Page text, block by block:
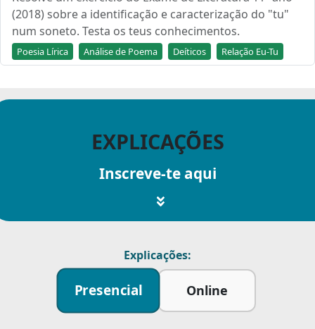
(2018) sobre a identificação e caracterização do "tu"
num soneto. Testa os teus conhecimentos.
Poesia Lírica Análise de Poema Deíticos Relação Eu-Tu
EXPLICAÇÕES
Inscreve-te aqui
Explicações:
Presencial Online